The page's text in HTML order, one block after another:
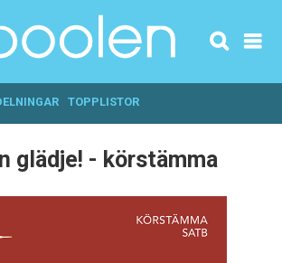
TOPPLISTOR
glädje! - körstämma